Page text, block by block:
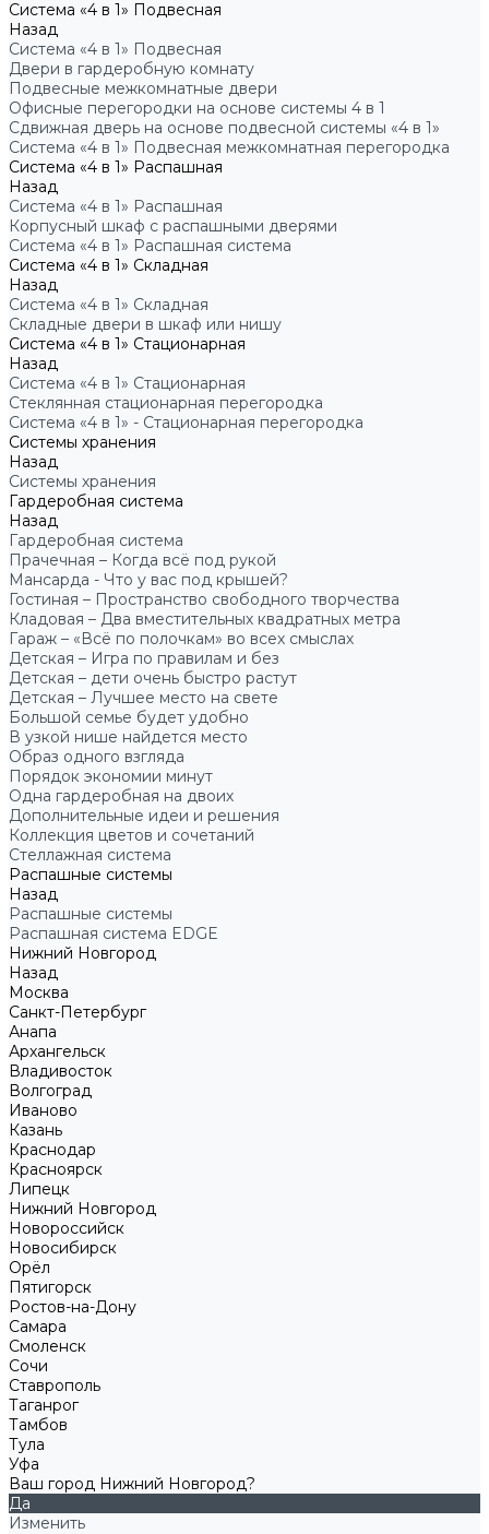
Система «4 в 1» Подвесная
Назад
Система «4 в 1» Подвесная
Двери в гардеробную комнату
Подвесные межкомнатные двери
Офисные перегородки на основе системы 4 в 1
Сдвижная дверь на основе подвесной системы «4 в 1»
Система «4 в 1» Подвесная межкомнатная перегородка
Система «4 в 1» Распашная
Назад
Система «4 в 1» Распашная
Корпусный шкаф с распашными дверями
Система «4 в 1» Распашная система
Система «4 в 1» Складная
Назад
Система «4 в 1» Складная
Складные двери в шкаф или нишу
Система «4 в 1» Стационарная
Назад
Система «4 в 1» Стационарная
Стеклянная стационарная перегородка
Система «4 в 1» - Стационарная перегородка
Системы хранения
Назад
Системы хранения
Гардеробная система
Назад
Гардеробная система
Прачечная – Когда всё под рукой
Мансарда - Что у вас под крышей?
Гостиная – Пространство свободного творчества
Кладовая – Два вместительных квадратных метра
Гараж – «Всё по полочкам» во всех смыслах
Детская – Игра по правилам и без
Детская – дети очень быстро растут
Детская – Лучшее место на свете
Большой семье будет удобно
В узкой нише найдется место
Образ одного взгляда
Порядок экономии минут
Одна гардеробная на двоих
Дополнительные идеи и решения
Коллекция цветов и сочетаний
Стеллажная система
Распашные системы
Назад
Распашные системы
Распашная система EDGE
Нижний Новгород
Назад
Москва
Санкт-Петербург
Анапа
Архангельск
Владивосток
Волгоград
Иваново
Казань
Краснодар
Красноярск
Липецк
Нижний Новгород
Новороссийск
Новосибирск
Орёл
Пятигорск
Ростов-на-Дону
Самара
Смоленск
Сочи
Ставрополь
Таганрог
Тамбов
Тула
Уфа
Ваш город Нижний Новгород?
Да
Изменить